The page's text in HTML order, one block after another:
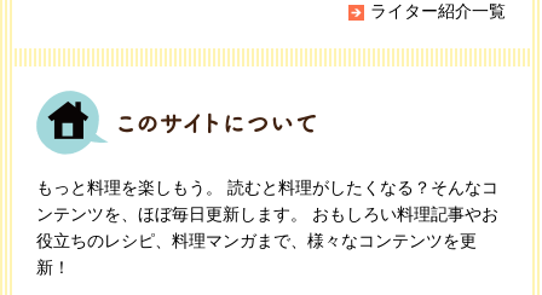
ライター紹介一覧
もっと料理を楽しもう。 読むと料理がしたくなる？そんなコ
ンテンツを、ほぼ毎日更新します。 おもしろい料理記事やお
役立ちのレシピ、料理マンガまで、様々なコンテンツを更
新！